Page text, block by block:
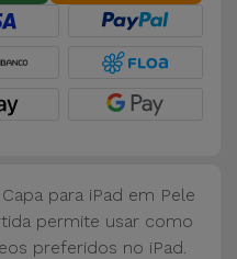
para iPad em Pele
permite usar como
preferidos no iPad.